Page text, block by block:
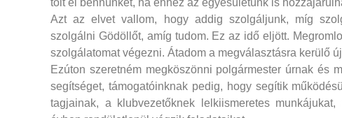
Azt az elvet vallom, hogy addig szolgáljunk, míg
szolgálni Gödöllőt, amíg tudom. Ez az idő eljött.
szolgálatomat végezni. Átadom a megválasztásra kerülő
Ezúton szeretném megköszönni polgármester úrnak és
segítséget, támogatóinknak pedig, hogy segítik
tagjainak, a klubvezetőknek lelkiismeretes